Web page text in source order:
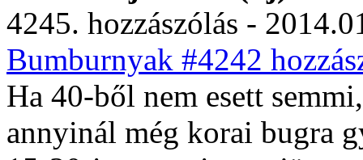
4245. hozzászólás -
Bumburnyak #4242
Ha 40-ből nem esett
annyinál még korai bugra